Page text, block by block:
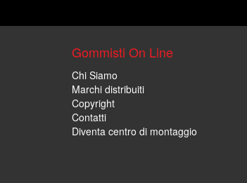
Gommisti On Line
Chi Siamo
Marchi distribuiti
Copyright
Contatti
Diventa centro di montaggio